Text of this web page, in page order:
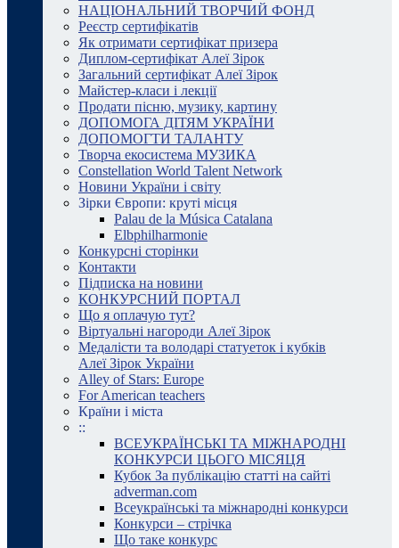
НАЦІОНАЛЬНИЙ ТВОРЧИЙ ФОНД
Реєстр сертифікатів
Як отримати сертифікат призера
Диплом-сертифікат Алеї Зірок
Загальний сертифікат Алеї Зірок
Майстер-класи і лекції
Продати пісню, музику, картину
ДОПОМОГА ДІТЯМ УКРАЇНИ
ДОПОМОГТИ ТАЛАНТУ
Творча екосистема МУЗИКА
Constellation World Talent Network
Новини України і світу
Зірки Європи: круті місця
Palau de la Música Catalana
Elbphilharmonie
Конкурсні сторінки
Контакти
Підписка на новини
КОНКУРСНИЙ ПОРТАЛ
Що я оплачую тут?
Віртуальні нагороди Алеї Зірок
Медалісти та володарі статуеток і кубків
Алеї Зірок України
Alley of Stars: Europe
For American teachers
Країни і міста
::
ВСЕУКРАЇНСЬКІ ТА МІЖНАРОДНІ
КОНКУРСИ ЦЬОГО МІСЯЦЯ
Кубок За публікацію статті на сайті
adverman.com
Всеукраїнські та міжнародні конкурси
Конкурси – стрічка
Що таке конкурс